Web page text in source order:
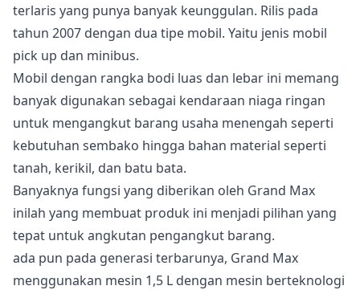
terlaris yang punya banyak keunggulan. Rilis pada
tahun 2007 dengan dua tipe mobil. Yaitu jenis mobil
pick up dan minibus.
Mobil dengan rangka bodi luas dan lebar ini memang
banyak digunakan sebagai kendaraan niaga ringan
untuk mengangkut barang usaha menengah seperti
kebutuhan sembako hingga bahan material seperti
tanah, kerikil, dan batu bata.
Banyaknya fungsi yang diberikan oleh Grand Max
inilah yang membuat produk ini menjadi pilihan yang
tepat untuk angkutan pengangkut barang.
ada pun pada generasi terbarunya, Grand Max
menggunakan mesin 1,5 L dengan mesin berteknologi